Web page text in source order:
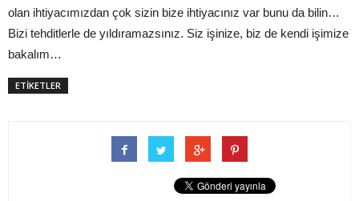
olan ihtiyacımızdan çok sizin bize ihtiyacınız var bunu da bilin…
Bizi tehditlerle de yıldıramazsınız. Siz işinize, biz de kendi işimize
bakalım…
ETİKETLER